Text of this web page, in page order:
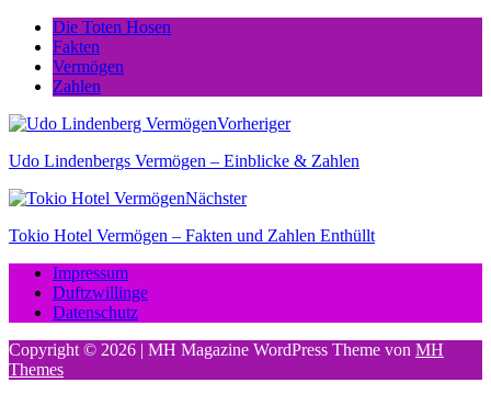
Die Toten Hosen
Fakten
Vermögen
Zahlen
Vorheriger
Udo Lindenbergs Vermögen – Einblicke & Zahlen
Nächster
Tokio Hotel Vermögen – Fakten und Zahlen Enthüllt
Impressum
Duftzwillinge
Datenschutz
Copyright © 2026 | MH Magazine WordPress Theme von MH
Themes